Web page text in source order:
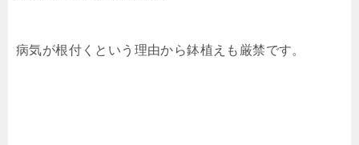
病気が根付くという理由から鉢植えも厳禁です。